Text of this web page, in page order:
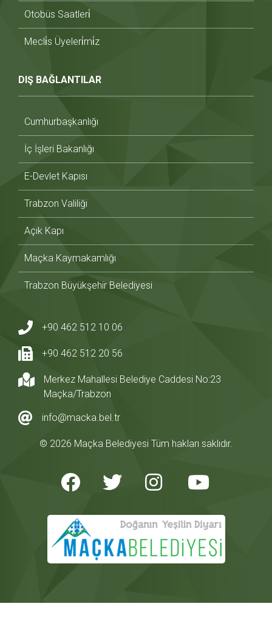
Otobüs Saatleri̇
Mecli̇s Üyeleri̇mi̇z
DIŞ BAĞLANTILAR
Cumhurbaşkanlığı
İç İşleri Bakanlığı
E-Devlet Kapısı
Trabzon Valiliği
Açık Kapı
Maçka Kaymakamlığı
Trabzon Büyükşehir Belediyesi
+90 462 512 10 06
+90 462 512 20 56
Merkez Mahallesi Belediye Caddesi No:23
Maçka/Trabzon
info@macka.bel.tr
© 2026 Maçka Belediyesi Tüm hakları saklıdır.